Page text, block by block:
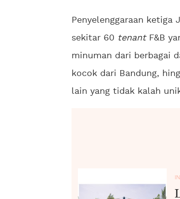
Penyelenggaraan ketiga
sekitar 60 tenantF&B
minuman dari berbagai
kocok dari Bandung,
lain yang tidak kalah